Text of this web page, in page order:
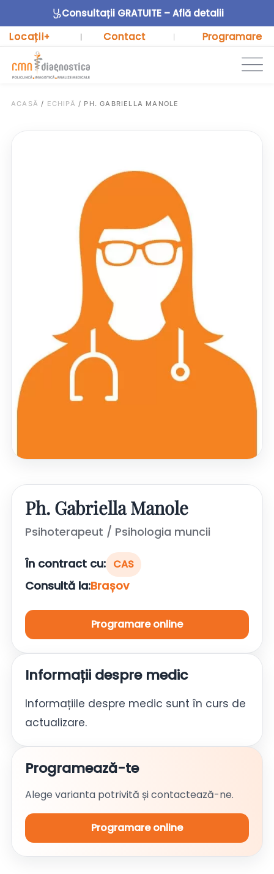
Consultații GRATUITE – Află detalii
Locații+ | Contact Programare
ACASĂ / ECHIPĂ / PH. GABRIELLA MANOLE
Ph. Gabriella Manole
Psihoterapeut / Psihologia muncii
În contract cu: CAS
Consultă la:Brașov
Programare online
Informații despre medic
Informațiile despre medic sunt în curs de
actualizare.
Programează-te
Alege varianta potrivită și contactează-ne.
Programare online